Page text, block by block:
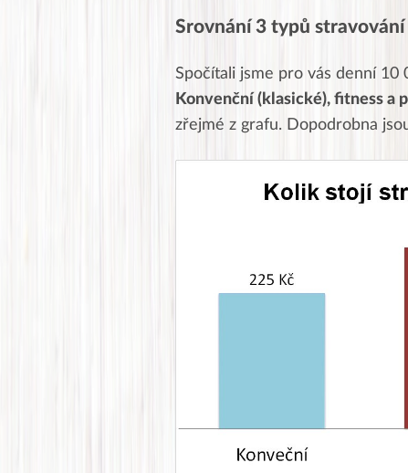
Srovnání 3 typů stravování
Spočítali jsme pro vás denní
Konvenční (klasické), fitness a
zřejmé z grafu. Dopodrobna